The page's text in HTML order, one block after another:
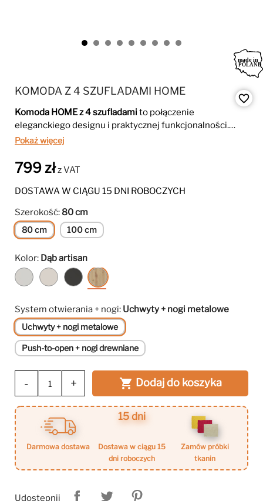
KOMODA Z 4 SZUFLADAMI HOME
Komoda HOME z 4 szufladami to połączenie
eleganckiego designu i praktycznej funkcjonalności.
Dzięki dwóm wariantom – minimalistycznemu push-to-
metalowymi nogami – dopasujesz ją idealnie do swojego
wnętrza. Pojemne szuflady na prowadnicach kulkowych
gwarantują wygodę i trwałość użytkowania.
Pokaż więcej
799 złz VAT
DOSTAWA W CIĄGU 15 DNI ROBOCZYCH
Szerokość: 80 cm
80 cm 100 cm
Kolor: Dąb artisan
Biały KaszmirCzarnyDąb
artisan
System otwierania + nogi: Uchwyty + nogi metalowe
Uchwyty + nogi metalowe
Push-to-open + nogi drewniane
- +  Dodaj do koszyka
darmowa dostawa
15 dni
dostawa w ciągu 15
dni roboczych
zamów próbki
tkanin
Udostępnij
favorite_border